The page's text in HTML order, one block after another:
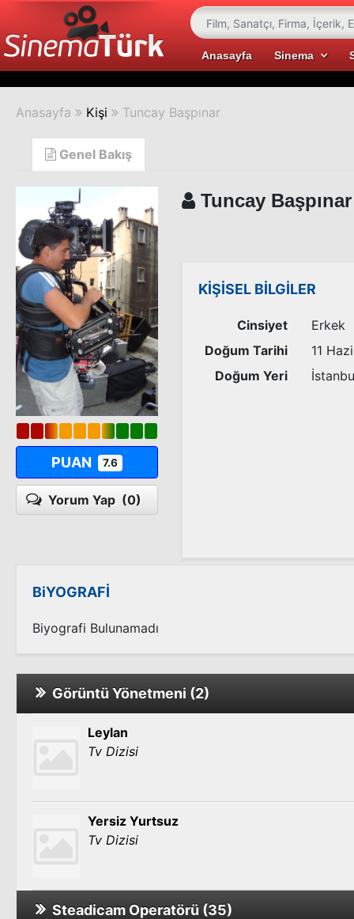
Anasayfa Sinema
Anasayfa Kişi Tuncay Başpınar
Genel Bakış
PUAN 7.6
Yorum Yap (0)
Tuncay Başpınar
KİŞİSEL BİLGİLER
Cinsiyet
Erkek
Doğum Tarihi
11
Doğum Yeri
BiYOGRAFİ
Biyografi Bulunamadı
Görüntü Yönetmeni (2)
Leylan
Tv Dizisi
Yersiz Yurtsuz
Tv Dizisi
Steadicam Operatörü (35)